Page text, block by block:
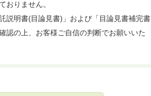
おりません。
説明書(目論見書)」および「目論見書補完書
認の上、お客様ご自信の判断でお願いいた